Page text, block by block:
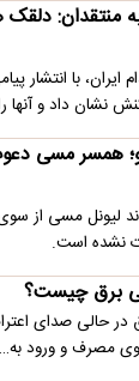
منتقدان:
با انتشار
نشان داد و آنها
همسر مسی
لیونل مسی از سوی
نشده است.
برق چیست؟
حالی صدای
مصرف و ورود به…